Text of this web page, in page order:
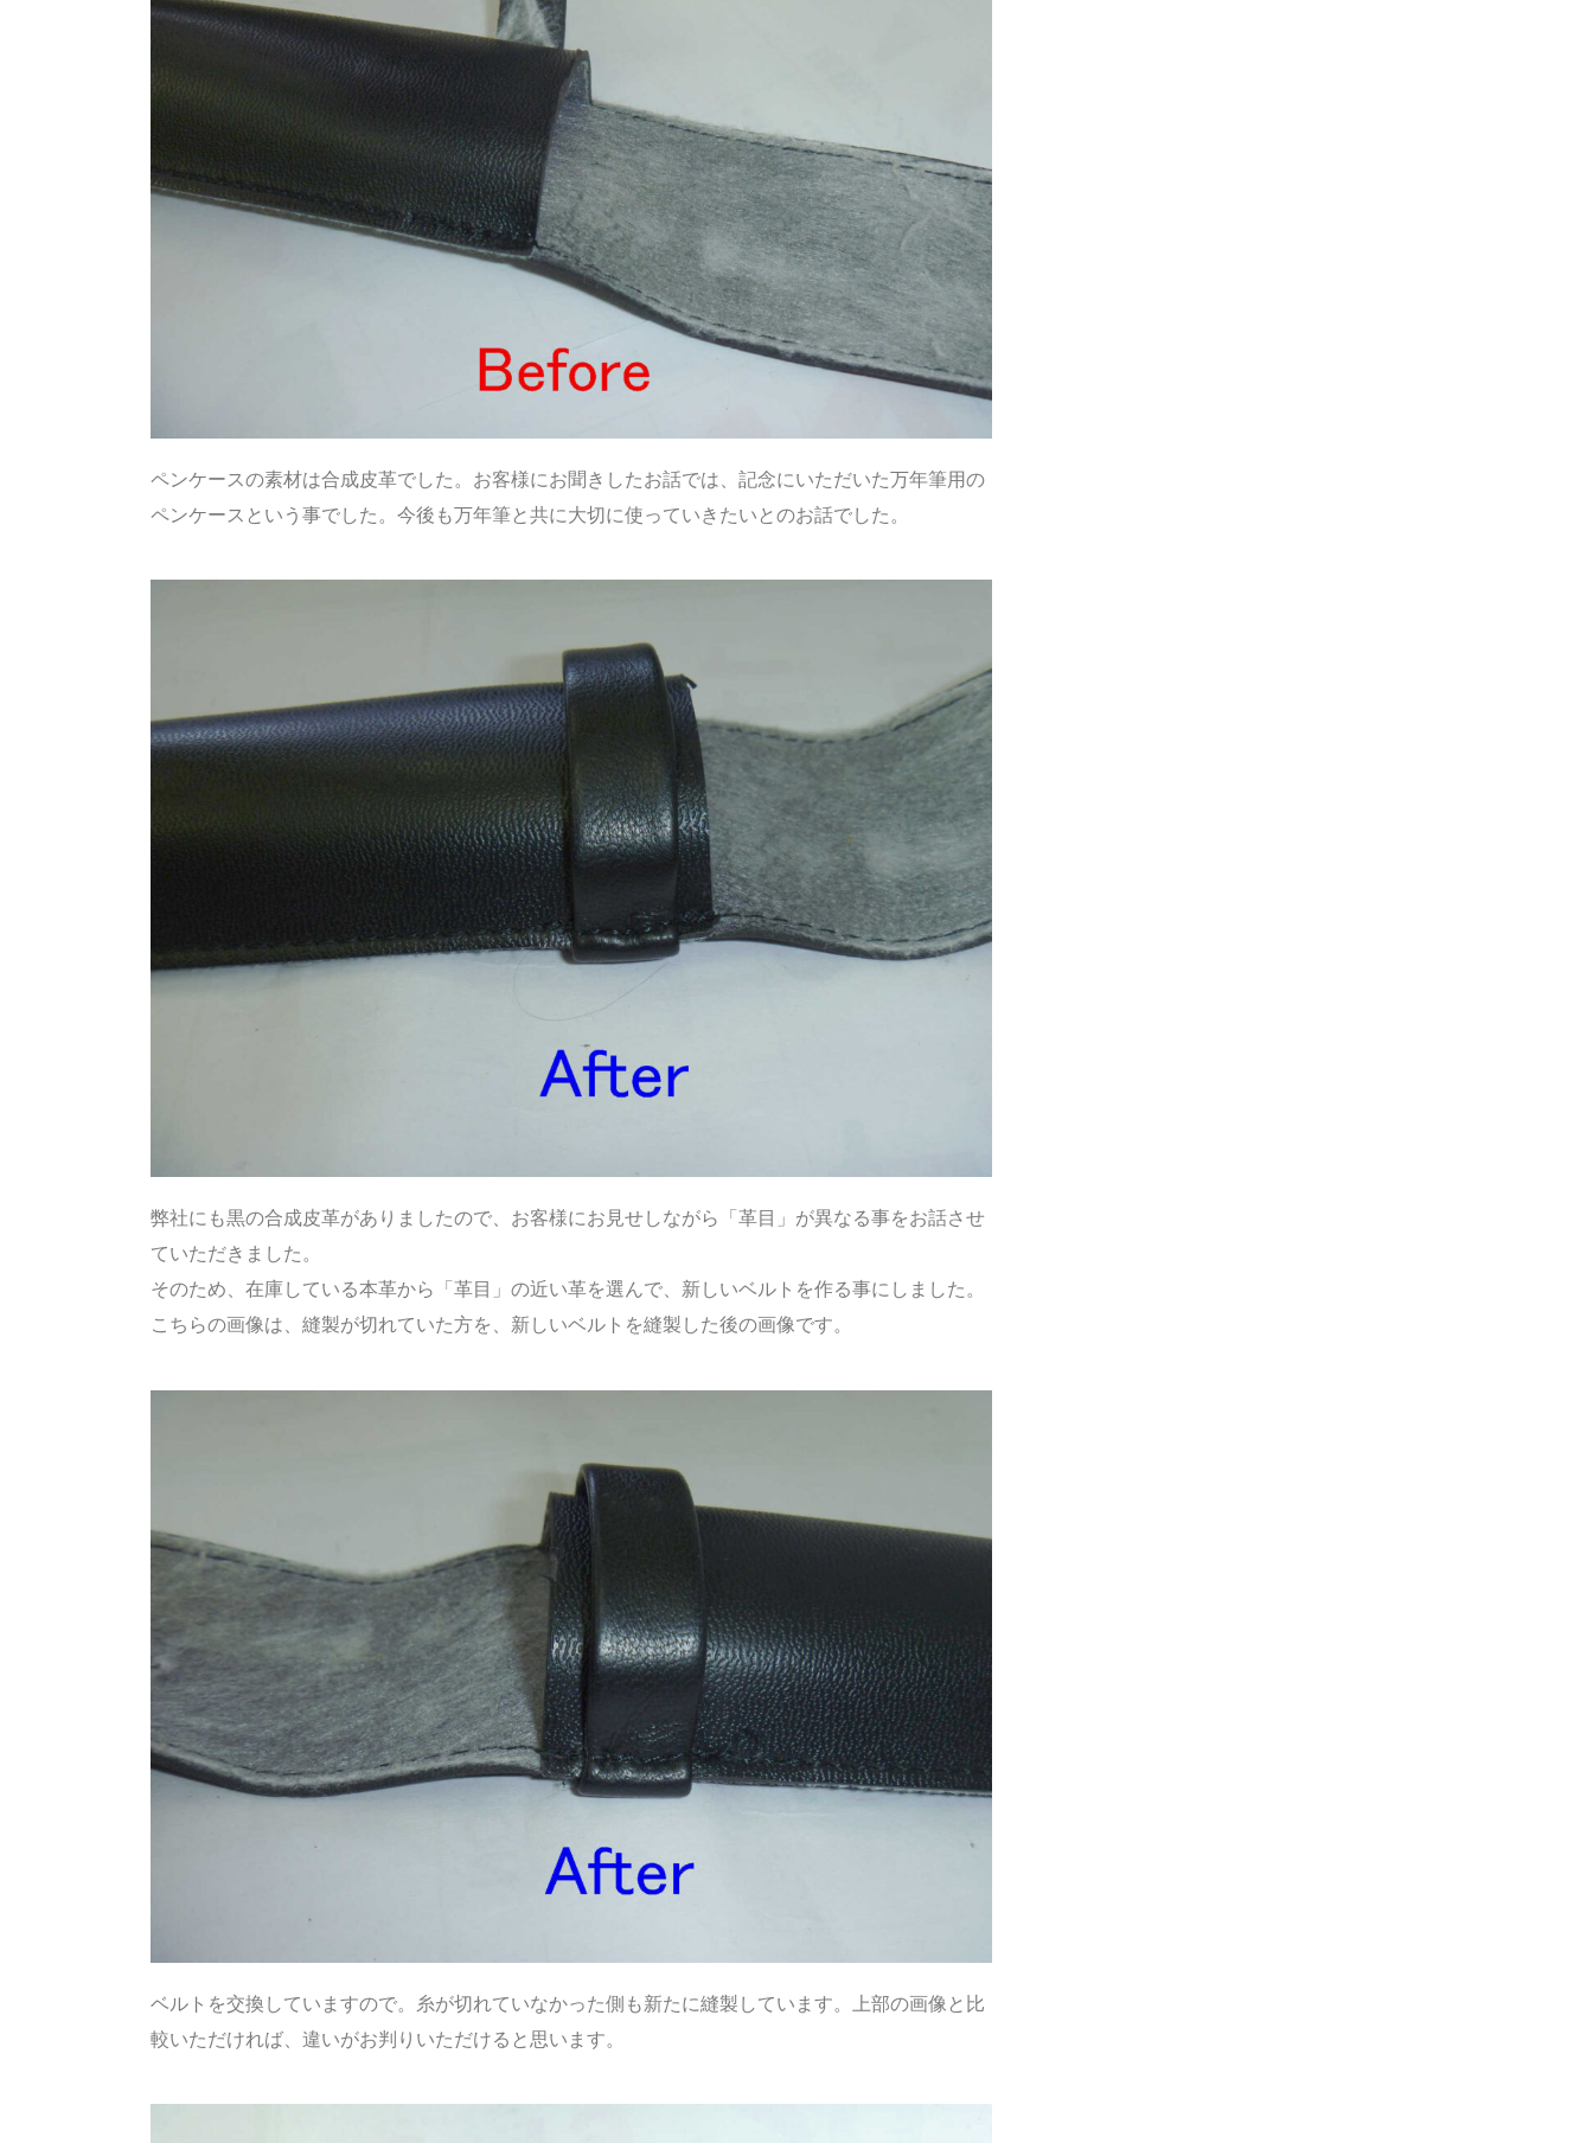
ペンケースの素材は合成皮革でした。お客様にお聞きしたお話では、記念にいただいた万年筆用の
ペンケースという事でした。今後も万年筆と共に大切に使っていきたいとのお話でした。
弊社にも黒の合成皮革がありましたので、お客様にお見せしながら「革目」が異なる事をお話させ
ていただきました。
そのため、在庫している本革から「革目」の近い革を選んで、新しいベルトを作る事にしました。
こちらの画像は、縫製が切れていた方を、新しいベルトを縫製した後の画像です。
ベルトを交換していますので。糸が切れていなかった側も新たに縫製しています。上部の画像と比
較いただければ、違いがお判りいただけると思います。